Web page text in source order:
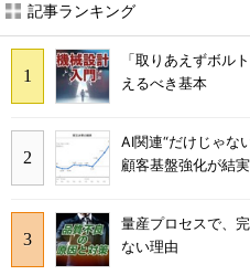
記事ランキング
「取りあえずボル
えるべき基本
AI関連“だけじゃな
顧客基盤強化が結実
量産プロセスで、
ない理由